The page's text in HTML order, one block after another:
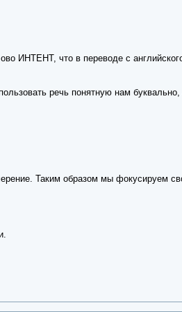
ИНТЕНТ, что в переводе с
речь понятную нам
Таким образом мы фокусируем